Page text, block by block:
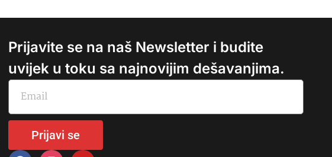
Prijavite se na naš Newsletter i budite
uvijek u toku sa najnovijim dešavanjima.
Prijavi se